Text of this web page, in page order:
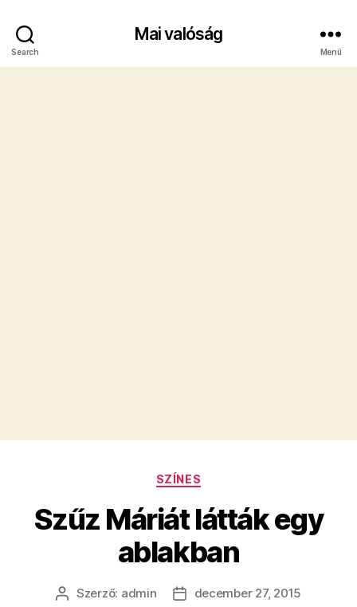
Search
Mai valóság
Menü
Kategóriák
SZÍNES
Szűz Máriát látták egy
ablakban
Bejegyzés
Szerző: admin
Bejegyzés
december 27, 2015